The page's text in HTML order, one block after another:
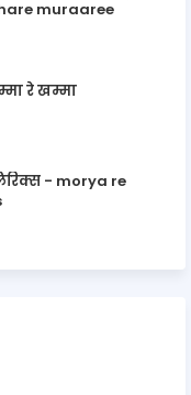
muraaree
रे खम्मा
- morya re